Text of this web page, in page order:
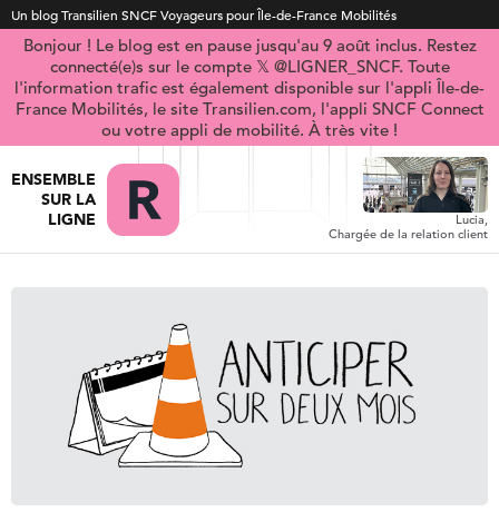
Un blog Transilien SNCF Voyageurs pour Île-de-France Mobilités
Bonjour ! Le blog est en pause jusqu'au 9 août inclus. Restez
connecté(e)s sur le compte 𝕏 @LIGNER_SNCF. Toute
l'information trafic est également disponible sur l'appli Île-de-
France Mobilités, le site Transilien.com, l'appli SNCF Connect
ou votre appli de mobilité. À très vite !
ENSEMBLE
SUR LA
LIGNE
Lucia,
Chargée de la relation client